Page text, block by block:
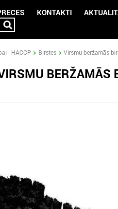
KONTAKTI
- HACCP Birstes Virsmu beržamās
BERŽAMĀS